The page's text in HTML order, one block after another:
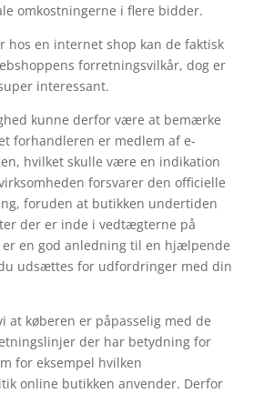
omkostningerne i flere bidder.
hos en internet shop kan de faktisk
forretningsvilkår, dog er
interessant.
kunne derfor være at bemærke
forhandleren er medlem af e-
hvilket skulle være en indikation
forsvarer den officielle
foruden at butikken undertiden
der er inde i vedtægterne på
en god anledning til en hjælpende
udsættes for udfordringer med din
at køberen er påpasselig med de
der har betydning for
for eksempel hvilken
online butikken anvender. Derfor